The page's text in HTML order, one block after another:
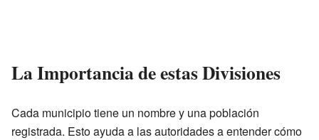
La Importancia de estas Divisiones
Cada municipio tiene un nombre y una población
registrada. Esto ayuda a las autoridades a entender cómo